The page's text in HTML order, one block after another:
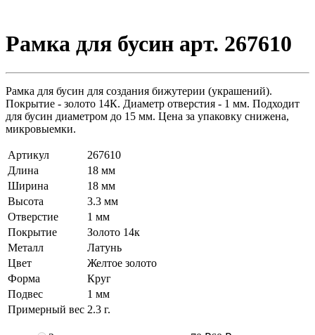
Рамка для бусин арт. 267610
Рамка для бусин для создания бижутерии (украшений).
Покрытие - золото 14К. Диаметр отверстия - 1 мм. Подходит
для бусин диаметром до 15 мм. Цена за упаковку снижена,
микровыемки.
Артикул
267610
Длина
18 мм
Ширина
18 мм
Высота
3.3 мм
Отверстие
1 мм
Покрытие
Золото 14к
Металл
Латунь
Цвет
Желтое золото
Форма
Круг
Подвес
1 мм
Примерный вес 2.3 г.